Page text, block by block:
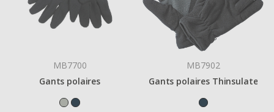
MB7700
Gants polaires
MB7902
Gants polaires Thinsulate